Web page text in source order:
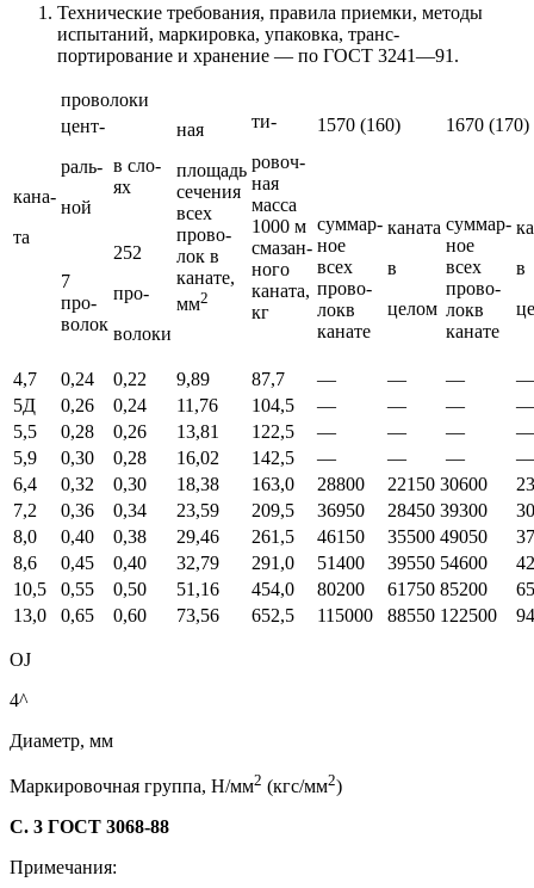
Технические требования, правила приемки, методы
испытаний, маркировка, упаковка, транс-
портирование и хранение — по ГОСТ 3241—91.
кана-
та
проволоки
ная
площадь
сечения
всех
прово-
лок в
канате,
мм2
ти-
ровоч-
ная
масса
1000 м
смазан-
ного
каната,
кг
1570 (160) 1670 (170)
цент-
раль-
ной
в сло-
ях
суммар-
ное
всех
прово-
локв
канате
каната
в
целом
суммар-
ное
всех
прово-
локв
канате
в
7
про-
волок
252
про-
волоки
4,7 0,24 0,22 9,89 87,7 — — —
—
5Д
0,26 0,24 11,76 104,5 — — —
—
5,5
0,28 0,26 13,81 122,5 — — —
—
5,9
0,30 0,28 16,02 142,5 — — —
—
6,4
0,32 0,30 18,38 163,0 28800 22150 30600
7,2
0,36 0,34 23,59 209,5 36950 28450 39300
8,0
0,40 0,38 29,46 261,5 46150 35500 49050
8,6
0,45 0,40 32,79 291,0 51400 39550 54600
10,5
0,55 0,50 51,16 454,0 80200 61750 85200
13,0
0,65 0,60 73,56 652,5 115000 88550 122500
OJ
4^
Диаметр, мм
Маркировочная группа, Н/мм2 (кгс/мм2)
С. 3 ГОСТ 3068-88
Примечания: